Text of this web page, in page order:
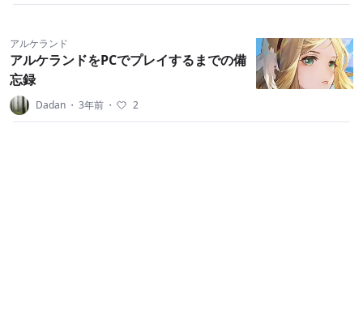
アルケランド
アルケランドをPCでプレイするまでの備
忘録
Dadan ・ 3年前 ・ 2